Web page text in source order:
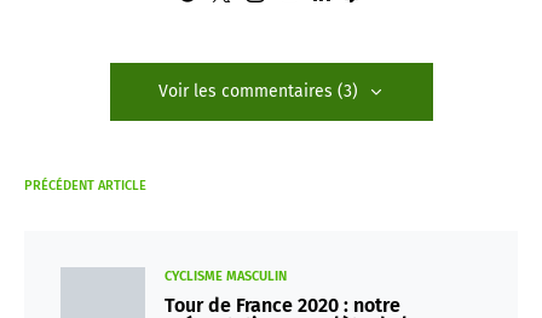
Voir les commentaires (3)
PRÉCÉDENT ARTICLE
CYCLISME MASCULIN
Tour de France 2020 : notre